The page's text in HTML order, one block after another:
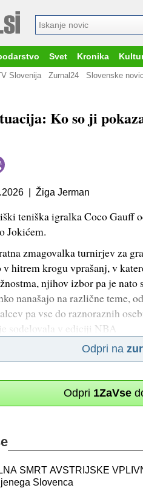
Svet Kronika
Slovenija Zurnal24 Slovenske
Ko so ji
| Žiga Jerman
teniška igralka Coco Gauff
Jokićem.
zmagovalka turnirjev za
v hitrem krogu vprašanj, v
njihov izbor pa je
nanašajo na različne teme,
pa vse do raznoraznih
sodelovala v ediciji NBA
Odpri na
Odpri 1ZaVse
SMRT AVSTRIJSKE
Slovenca